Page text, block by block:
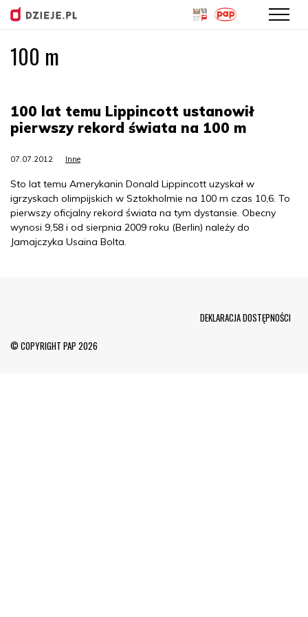
100 m
100 lat temu Lippincott ustanowił
pierwszy rekord świata na 100 m
07.07.2012 Inne
Sto lat temu Amerykanin Donald Lippincott uzyskał w
igrzyskach olimpijskich w Sztokholmie na 100 m czas 10,6. To
pierwszy oficjalny rekord świata na tym dystansie. Obecny
wynosi 9,58 i od sierpnia 2009 roku (Berlin) należy do
Jamajczyka Usaina Bolta.
© COPYRIGHT PAP 2026
DEKLARACJA DOSTĘPNOŚCI